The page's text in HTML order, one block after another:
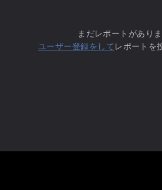
まだレポートがありま
ユーザー登録をして レポートを